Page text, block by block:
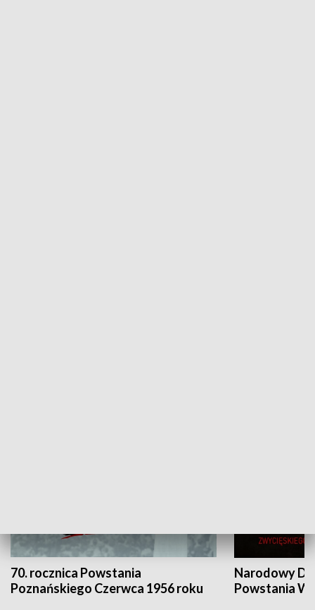
70. rocznica Powstania
Poznańskiego Czerwca 1956 roku
Narodowy
Powstania